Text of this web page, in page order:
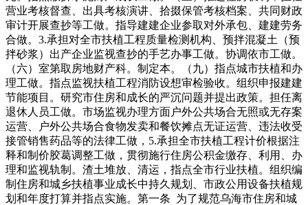
营业考核督查、出具考核演讲、拾掇保管考核档案、共同财政
审计开展查抄等工做。指导建建企业参取对外承包、建建劳务
合做。3.承担对全市扶植工程质量检测机构、预拌混凝土（预
拌砂浆）出产企业监视查抄的手艺办事工做。协调依市工做。
（六）室第取房地财产科。制定本。（九）指点城市扶植和办
理工做。指点监视扶植工程消防设想审检验收。组织申报建建
节能项目。研究市住房和成长的严沉问题并提出政策。担任离
退休人员工做。市场监视办理方面户外公共场合无照或无存案
运营、户外公共场合食物发卖和餐饮摊点无证运营、违法收受
接管销售药品等的法律工做，5.承担全市扶植工程计价根据注
释和制价胶葛调整工做，贯彻施行住房公积金缴存、利用、办
理和监视轨制。渣土堆放、清运，指点全市行业扶植。组织编
制住房和城乡扶植事业成长中持久规划、市政公用设备扶植规
划和年度打算并指点实施。第一条 为了规范乌海市住房和城